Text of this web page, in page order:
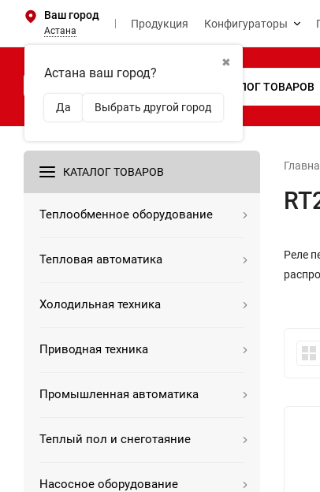
Ваш город
Астана
✖
Астана ваш город?
Да Выбрать другой город
Продукция Конфигураторы
КАТАЛОГ ТОВАРОВ
КАТАЛОГ ТОВАРОВ
Теплообменное оборудование
Тепловая автоматика
Холодильная техника
Приводная техника
Промышленная автоматика
Теплый пол и снеготаяние
Насосное оборудование
Реле